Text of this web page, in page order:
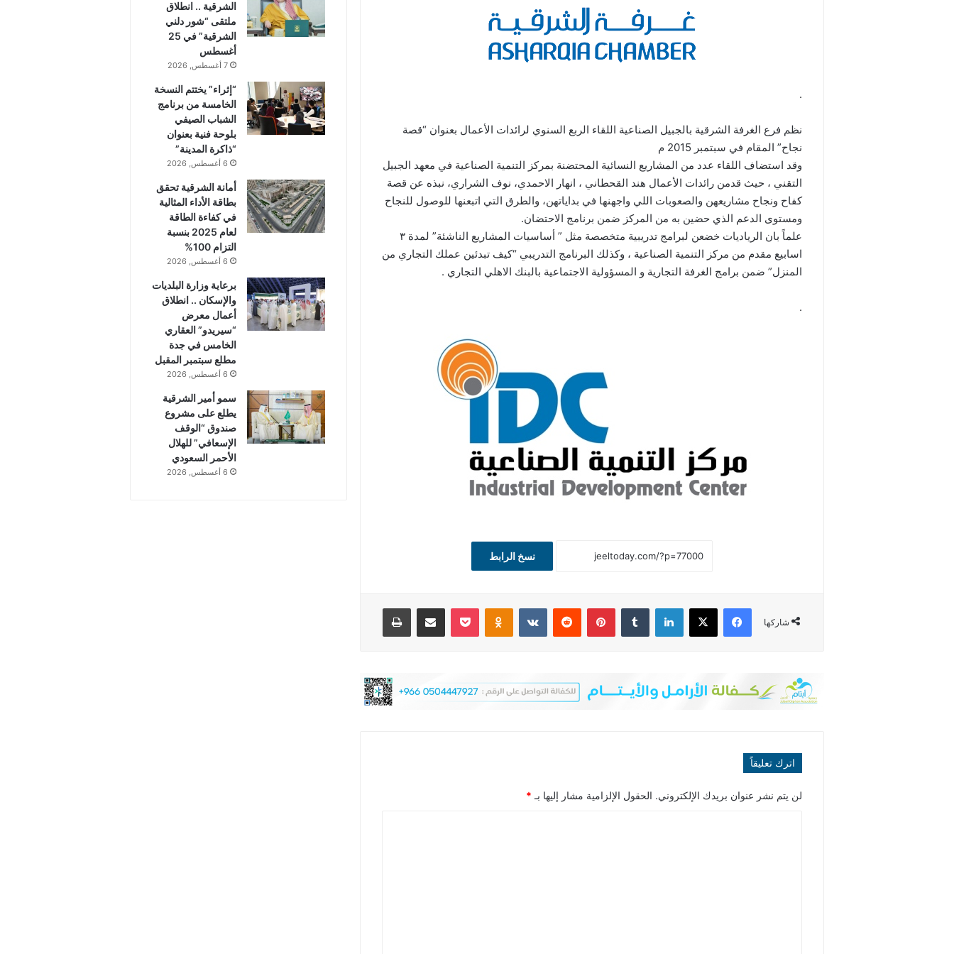
.
نظم فرع الغرفة الشرقية بالجبيل الصناعية اللقاء الربع السنوي لرائدات الأعمال بعنوان “قصة
نجاح” المقام في سبتمبر 2015 م
وقد استضاف اللقاء عدد من المشاريع النسائية المحتضنة بمركز التنمية الصناعية في معهد الجبيل
التقني ، حيث قدمن رائدات الأعمال هند القحطاني ، انهار الاحمدي، نوف الشراري، نبذه عن قصة
كفاح ونجاح مشاريعهن والصعوبات اللي واجهنها في بداياتهن، والطرق التي اتبعنها للوصول للنجاح
ومستوى الدعم الذي حضين به من المركز ضمن برنامج الاحتضان.
علماً بان الرياديات خضعن لبرامج تدريبية متخصصة مثل ” أساسيات المشاريع الناشئة” لمدة ٣
اسابيع مقدم من مركز التنمية الصناعية ، وكذلك البرنامج التدريبي “كيف تبدئين عملك التجاري من
المنزل” ضمن برامج الغرفة التجارية و المسؤولية الاجتماعية بالبنك الاهلي التجاري .
.
نسخ الرابط
شاركها
فيسبوك ‫X لينكدإن بينتيريست ‏VKontakte
اترك تعليقاً
لن يتم نشر عنوان بريدك الإلكتروني. الحقول الإلزامية مشار إليها بـ *
الشرقية .. انطلاق
ملتقى “شور دلني
الشرقية” في 25
أغسطس
7 أغسطس, 2026
“إثراء” يختتم النسخة
الخامسة من برنامج
الشباب الصيفي
بلوحة فنية بعنوان
“ذاكرة المدينة”
6 أغسطس, 2026
أمانة الشرقية تحقق
بطاقة الأداء المثالية
في كفاءة الطاقة
لعام 2025 بنسبة
التزام 100%
6 أغسطس, 2026
برعاية وزارة البلديات
والإسكان .. انطلاق
أعمال معرض
“سيريدو” العقاري
الخامس في جدة
مطلع سبتمبر المقبل
6 أغسطس, 2026
سمو أمير الشرقية
يطلع على مشروع
صندوق “الوقف
الإسعافي” للهلال
الأحمر السعودي
6 أغسطس, 2026